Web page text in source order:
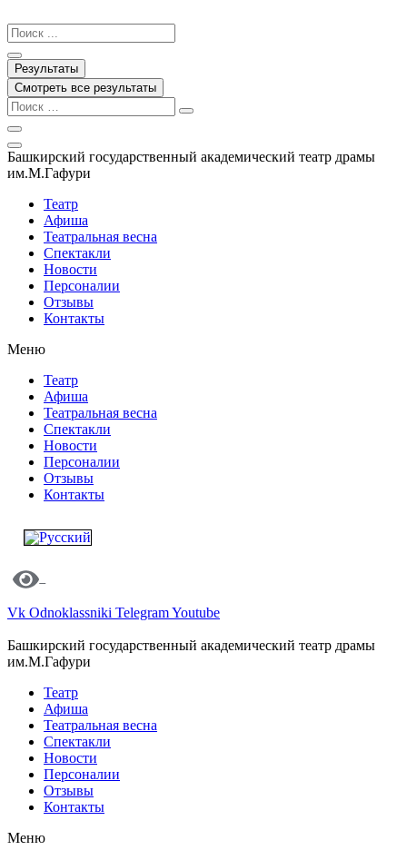
к
содержимому
Search
...
Результаты
Смотреть все результаты
Башкирский государственный академический театр драмы
им.М.Гафури
Театр
Афиша
Театральная весна
Спектакли
Новости
Персоналии
Отзывы
Контакты
Меню
Театр
Афиша
Театральная весна
Спектакли
Новости
Персоналии
Отзывы
Контакты
Vk Odnoklassniki TelegramYoutube
Башкирский государственный академический театр драмы
им.М.Гафури
Театр
Афиша
Театральная весна
Спектакли
Новости
Персоналии
Отзывы
Контакты
Меню